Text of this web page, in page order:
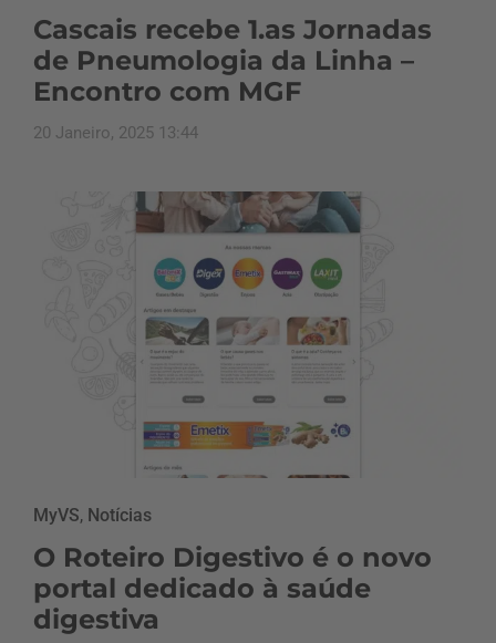
Cascais recebe 1.as Jornadas
de Pneumologia da Linha –
Encontro com MGF
20 Janeiro, 2025 13:44
MyVS, Notícias
O Roteiro Digestivo é o novo
portal dedicado à saúde
digestiva